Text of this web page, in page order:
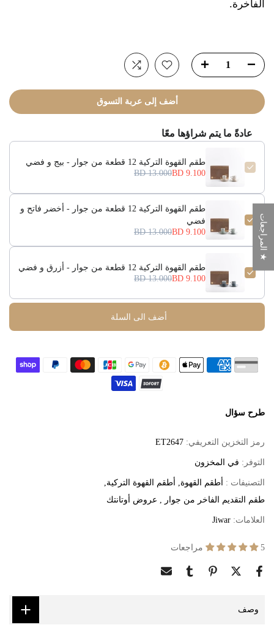
الفاخرة.
أضف إلى عربة التسوق
عادةً ما يتم شراؤها معًا
طقم القهوة التركية 12 قطعة من جوار - بيج و فضي
9.100 BD
13.000 BD
طقم القهوة التركية 12 قطعة من جوار - أخضر فاتح و
فضي
9.100 BD
13.000 BD
طقم القهوة التركية 12 قطعة من جوار - أزرق و فضي
9.100 BD
13.000 BD
أضف الى السلة
طرح سؤال
رمز التخزين التعريفي: ET2647
التوفر: في المخزون
التصنيفات : أطقم القهوة
أطقم القهوة التركية
طقم التقديم الفاخر من جوار
عروض أوتانتك
العلامات: Jiwar
5 مراجعات
وصف
★ المراجعات